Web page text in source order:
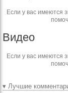
Если у вас имеются
Видео
Если у вас имеются
▾ Лучшие